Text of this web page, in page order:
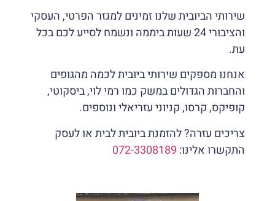
שירותי הביובית שלנו זמינים למגזר הפרטי, העסקי
והציבורי 24 שעות ביממה ונשמח לסייע לכם בכל
עת.
אנחנו מספקים שירותי ביובית לכמה מהגופים
והחברות הגדולים במשק כמו רמי לוי, ביסקוטי,
קופיקס, קרסו, קניוני עזריאלי ונוספים.
צריכים עזרה? להזמנת ביובית לבית או לעסק
התקשרו אלינו: 072-3308189